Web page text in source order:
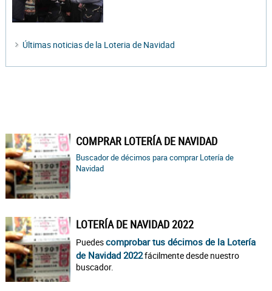
Últimas noticias de la Loteria de Navidad
COMPRAR LOTERÍA DE NAVIDAD
Buscador de décimos para comprar Lotería de
Navidad
LOTERÍA DE NAVIDAD 2022
Puedescomprobar tus décimos de la Lotería
de Navidad 2022fácilmente desde nuestro
buscador.